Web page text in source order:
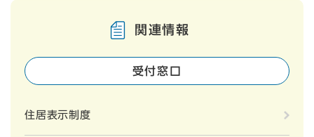
関連情報
受付窓口
住居表示制度